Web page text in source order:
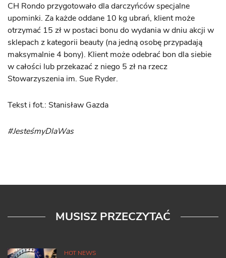
CH Rondo przygotowało dla darczyńców specjalne
upominki. Za każde oddane 10 kg ubrań, klient może
otrzymać 15 zł w postaci bonu do wydania w dniu akcji w
sklepach z kategorii beauty (na jedną osobę przypadają
maksymalnie 4 bony). Klient może odebrać bon dla siebie
w całości lub przekazać z niego 5 zł na rzecz
Stowarzyszenia im. Sue Ryder.
Tekst i fot.: Stanisław Gazda
#JesteśmyDlaWas
MUSISZ PRZECZYTAĆ
HOT NEWS